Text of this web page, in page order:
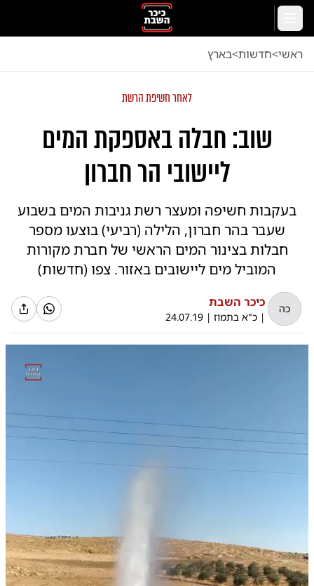
דלג לתוכן הראשי
ראשי<חדשות<בארץ
לאחר חשיפת הרשת
שוב: חבלה באספקת המים
ליישובי הר חברון
בעקבות חשיפה ומעצר רשת גניבות המים בשבוע
שעבר בהר חברון, הלילה (רביעי) בוצעו מספר
חבלות בצינור המים הראשי של חברת מקורות
המוביל מים ליישובים באזור. צפו (חדשות)
כה כיכר השבת
| כ"א בתמוז |
24.07.19